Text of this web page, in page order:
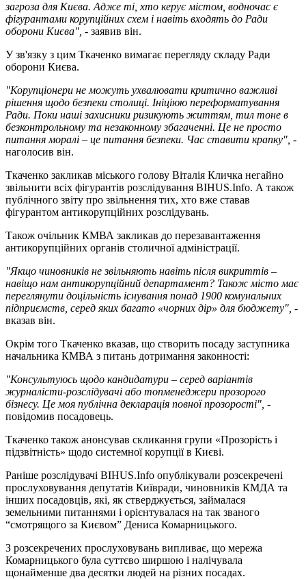
загроза для Києва. Адже ті, хто керує містом, водночас є
фігурантами корупційних схем і навіть входять до Ради
оборони Києва", - заявив він.
У зв'язку з цим Ткаченко вимагає перегляду складу Ради
оборони Києва.
"Корупціонери не можуть ухвалювати критично важливі
рішення щодо безпеки столиці. Ініціюю переформатування
Ради. Поки наші захисники ризикують життям, тил тоне в
безконтрольному та незаконному збагаченні. Це не просто
питання моралі – це питання безпеки. Час ставити крапку", -
наголосив він.
Ткаченко закликав міського голову Віталія Кличка негайно
звільнити всіх фігурантів розслідування BIHUS.Info. А також
публічного звіту про звільнення тих, хто вже ставав
фігурантом антикорупційних розслідувань.
Також очільник КМВА закликав до перезавантаження
антикорупційних органів столичної адміністрації.
"Якщо чиновників не звільняють навіть після викриттів –
навіщо нам антикорупційний департамент? Також місто має
переглянути доцільність існування понад 1900 комунальних
підприємств, серед яких багато «чорних дір» для бюджету", -
вказав він.
Окрім того Ткаченко вказав, що створить посаду заступника
начальника КМВА з питань дотримання законності:
"Консультуюсь щодо кандидатури – серед варіантів
журналісти-розслідувачі або топменеджери прозорого
бізнесу. Це моя публічна декларація повної прозорості", -
повідомив посадовець.
Ткаченко також анонсував скликання групи «Прозорість і
підзвітність» щодо системної корупції в Києві.
Раніше розслідувачі BIHUS.Info опублікували розсекречені
прослуховування депутатів Київради, чиновників КМДА та
інших посадовців, які, як стверджується, займалася
земельними питаннями і орієнтувалася на так званого
“смотрящого за Києвом” Дениса Комарницького.
З розсекречених прослуховувань випливає, що мережа
Комарницького була суттєво ширшою і налічувала
щонайменше два десятки людей на різних посадах.